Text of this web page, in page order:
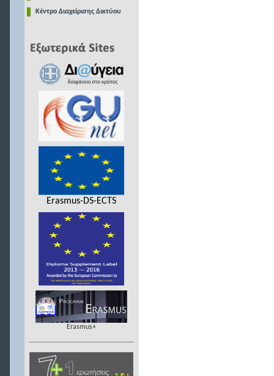
Κέντρο Διαχείρισης Δικτύου
Erasmus-DS-ECTS
Erasmus+